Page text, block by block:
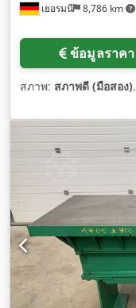
เยอรมนี 8,786 km
ข้อมูลราคา
สภาพ: สภาพดี (มือสอง),